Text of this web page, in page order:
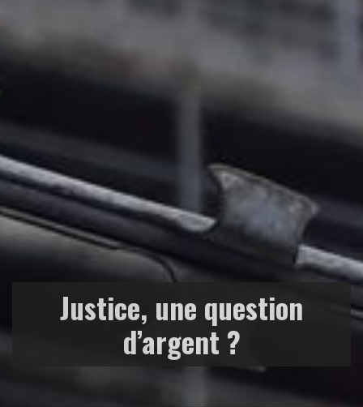
Justice, une question
d’argent ?